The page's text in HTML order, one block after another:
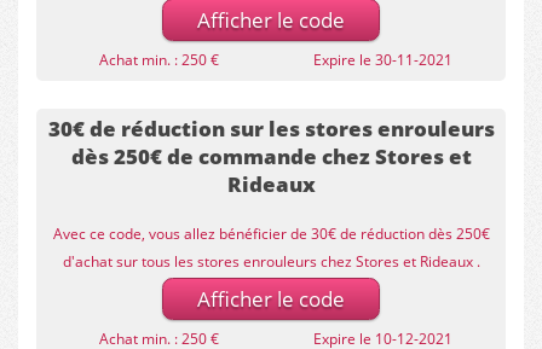
Afficher le code
Achat min. : 250 € Expire le 30-11-2021
30€ de réduction sur les stores enrouleurs
dès 250€ de commande chez Stores et
Rideaux
Avec ce code, vous allez bénéficier de 30€ de réduction dès 250€
d'achat sur tous les stores enrouleurs chez Stores et Rideaux .
Afficher le code
Achat min. : 250 € Expire le 10-12-2021